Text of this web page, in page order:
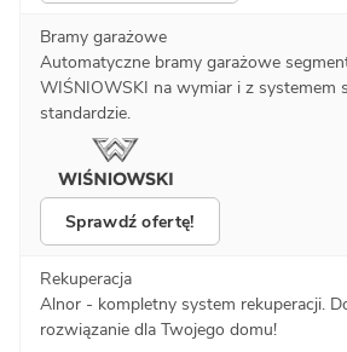
Bramy garażowe
Automatyczne bramy garażowe
WIŚNIOWSKI na wymiar i z systemem
standardzie.
Sprawdź ofertę!
Rekuperacja
Alnor - kompletny system rekuperacji.
rozwiązanie dla Twojego domu!